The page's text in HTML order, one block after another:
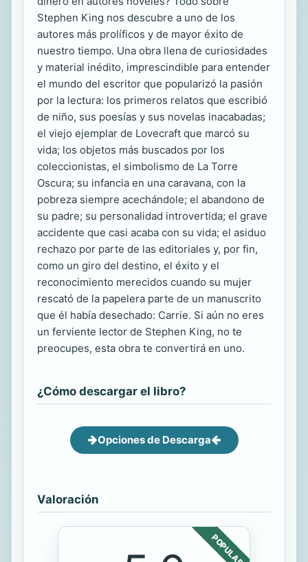
Stephen King nos descubre a uno de los
autores más prolíficos y de mayor éxito de
nuestro tiempo. Una obra llena de curiosidades
y material inédito, imprescindible para entender
el mundo del escritor que popularizó la pasión
por la lectura: los primeros relatos que escribió
de niño, sus poesías y sus novelas inacabadas;
el viejo ejemplar de Lovecraft que marcó su
vida; los objetos más buscados por los
coleccionistas, el simbolismo de La Torre
Oscura; su infancia en una caravana, con la
pobreza siempre acechándole; el abandono de
su padre; su personalidad introvertida; el grave
accidente que casi acaba con su vida; el asiduo
rechazo por parte de las editoriales y, por fin,
como un giro del destino, el éxito y el
reconocimiento merecidos cuando su mujer
rescató de la papelera parte de un manuscrito
que él había desechado: Carrie. Si aún no eres
un ferviente lector de Stephen King, no te
preocupes, esta obra te convertirá en uno.
¿Cómo descargar el libro?
Opciones de Descarga
Valoración
POPULAR